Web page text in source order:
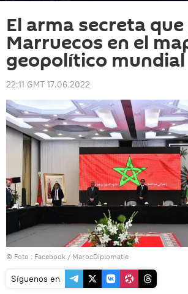
El arma secreta
Marruecos en el
geopolítico mundial
22:11 GMT 17.06.2022
© Foto : Facebook / MarocDiplomatie
Síguenos en